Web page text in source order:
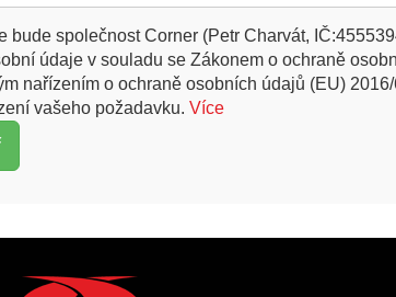
bude společnost Corner (Petr Charvát,
údaje v souladu se Zákonem o ochraně
nařízením o ochraně osobních údajů (EU)
vašeho požadavku. Více